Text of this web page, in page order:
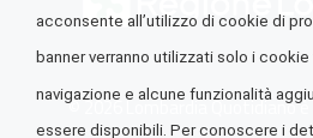
© 2026 Lombardia Quotidiano
acconsente all’utilizzo di cookie di
banner verranno utilizzati solo i
navigazione e alcune funzionalità
essere disponibili. Per conoscere i